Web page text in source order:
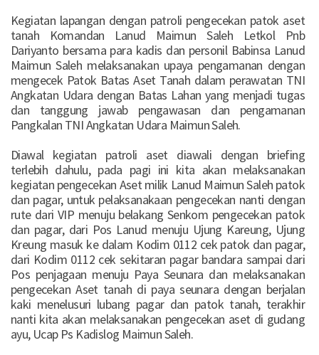
Kegiatan lapangan dengan patroli pengecekan patok aset
tanah Komandan Lanud Maimun Saleh Letkol Pnb
Dariyanto bersama para kadis dan personil Babinsa Lanud
Maimun Saleh melaksanakan upaya pengamanan dengan
mengecek Patok Batas Aset Tanah dalam perawatan TNI
Angkatan Udara dengan Batas Lahan yang menjadi tugas
dan tanggung jawab pengawasan dan pengamanan
Pangkalan TNI Angkatan Udara Maimun Saleh.
Diawal kegiatan patroli aset diawali dengan briefing
terlebih dahulu, pada pagi ini kita akan melaksanakan
kegiatan pengecekan Aset milik Lanud Maimun Saleh patok
dan pagar, untuk pelaksanakaan pengecekan nanti dengan
rute dari VIP menuju belakang Senkom pengecekan patok
dan pagar, dari Pos Lanud menuju Ujung Kareung, Ujung
Kreung masuk ke dalam Kodim 0112 cek patok dan pagar,
dari Kodim 0112 cek sekitaran pagar bandara sampai dari
Pos penjagaan menuju Paya Seunara dan melaksanakan
pengecekan Aset tanah di paya seunara dengan berjalan
kaki menelusuri lubang pagar dan patok tanah, terakhir
nanti kita akan melaksanakan pengecekan aset di gudang
ayu, Ucap Ps Kadislog Maimun Saleh.